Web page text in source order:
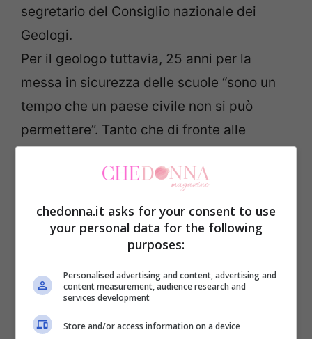
segretario del Consiglio nazionale dei
Geologi.
Per il geologo tuttavia, 25 anni per la
messa in sicurezza delle scuole “sono un
tempo che un paese civile non si può
permettere”. Tanto che di fronte alle
fatto dell’edilizia scolastica il suo cavallo
“bisogna pensare ad azioni differenti che
vadano nella direzione dell’affrontare
immediatamente le situazioni cogenti e,
con coraggio politico, occorre poi fare
anche delle scelte un po’ impopolari”.
chedonna.it asks for your consent to use
your personal data for the following
purposes:
Personalised advertising and content, advertising and
content measurement, audience research and
services development
Store and/or access information on a device